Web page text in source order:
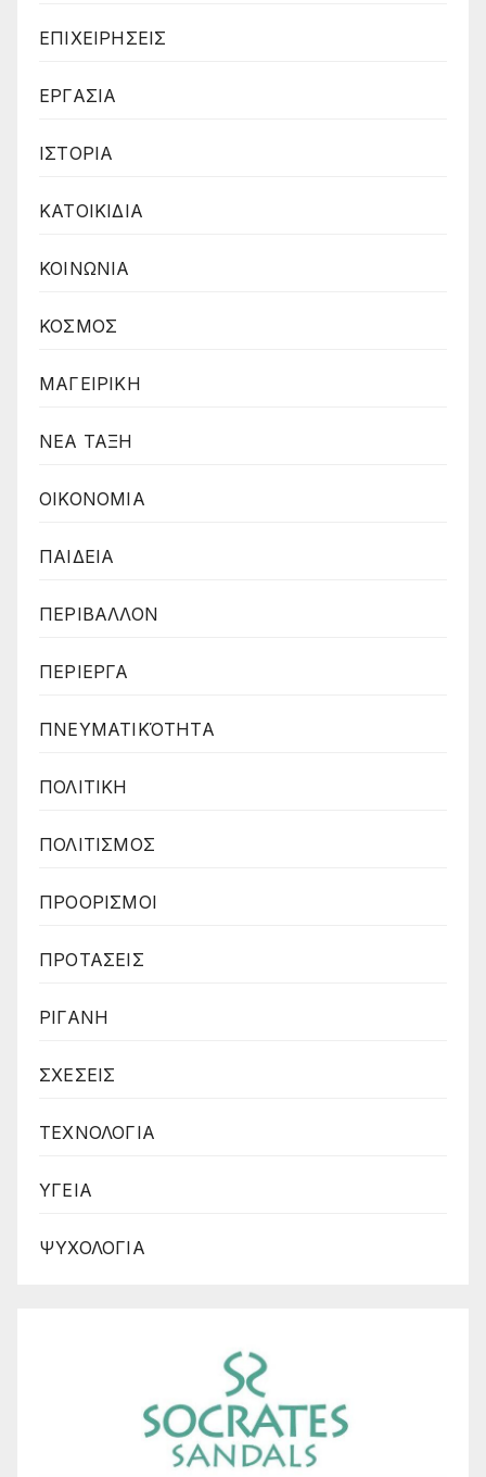
ΕΠΙΧΕΙΡΗΣΕΙΣ
ΕΡΓΑΣΙΑ
ΙΣΤΟΡΙΑ
ΚΑΤΟΙΚΙΔΙΑ
ΚΟΙΝΩΝΙΑ
ΚΟΣΜΟΣ
ΜΑΓΕΙΡΙΚΗ
ΝΕΑ ΤΑΞΗ
ΟΙΚΟΝΟΜΙΑ
ΠΑΙΔΕΙΑ
ΠΕΡΙΒΑΛΛΟΝ
ΠΕΡΙΕΡΓΑ
ΠΝΕΥΜΑΤΙΚΌΤΗΤΑ
ΠΟΛΙΤΙΚΗ
ΠΟΛΙΤΙΣΜΟΣ
ΠΡΟΟΡΙΣΜΟΙ
ΠΡΟΤΑΣΕΙΣ
ΡΙΓΑΝΗ
ΣΧΕΣΕΙΣ
ΤΕΧΝΟΛΟΓΙΑ
ΥΓΕΙΑ
ΨΥΧΟΛΟΓΙΑ